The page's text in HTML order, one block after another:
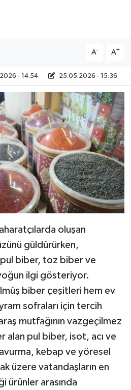
A- A+
- 14:54 25.05.2026 - 15:36
oluşan
güldürürken,
biber, toz biber ve
ilgi gösteriyor.
biber çeşitleri hem ev
sofraları için tercih
mutfağının vazgeçilmez
alan pul biber, isot, acı ve
kebap ve yöresel
üzere vatandaşların en
ürünler arasında